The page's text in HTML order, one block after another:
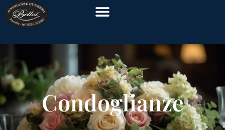
Condoglianze